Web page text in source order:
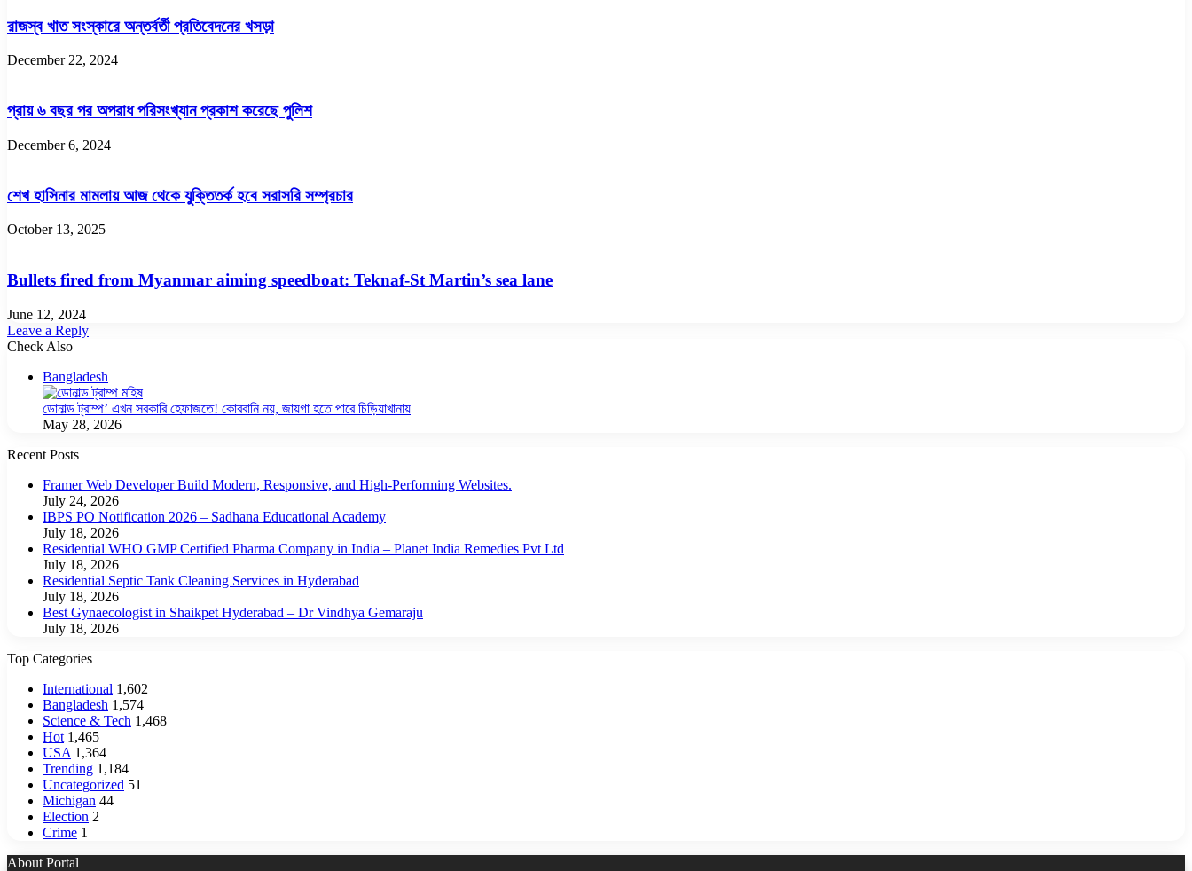
রাজস্ব খাত সংস্কারে অন্তর্বর্তী প্রতিবেদনের খসড়া
December 22, 2024
প্রায় ৬ বছর পর অপরাধ পরিসংখ্যান প্রকাশ করেছে পুলিশ
December 6, 2024
শেখ হাসিনার মামলায় আজ থেকে যুক্তিতর্ক হবে সরাসরি সম্প্রচার
October 13, 2025
Bullets fired from Myanmar aiming speedboat: Teknaf-St Martin’s sea lane
June 12, 2024
Leave a Reply
Check Also
Bangladesh
ডোনাল্ড ট্রাম্প’ এখন সরকারি হেফাজতে! কোরবানি নয়, জায়গা হতে পারে চিড়িয়াখানায়
May 28, 2026
Recent Posts
Framer Web Developer Build Modern, Responsive, and High-Performing Websites.
July 24, 2026
IBPS PO Notification 2026 – Sadhana Educational Academy
July 18, 2026
Residential WHO GMP Certified Pharma Company in India – Planet India Remedies Pvt Ltd
July 18, 2026
Residential Septic Tank Cleaning Services in Hyderabad
July 18, 2026
Best Gynaecologist in Shaikpet Hyderabad – Dr Vindhya Gemaraju
July 18, 2026
Top Categories
International 1,602
Bangladesh 1,574
Science & Tech 1,468
Hot 1,465
USA 1,364
Trending 1,184
Uncategorized 51
Michigan 44
Election 2
Crime 1
About Portal